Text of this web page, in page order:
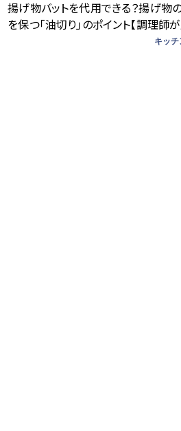
揚げ物バットを代用できる？揚げ物
を保つ「油切り」のポイント【調理師
キッチ